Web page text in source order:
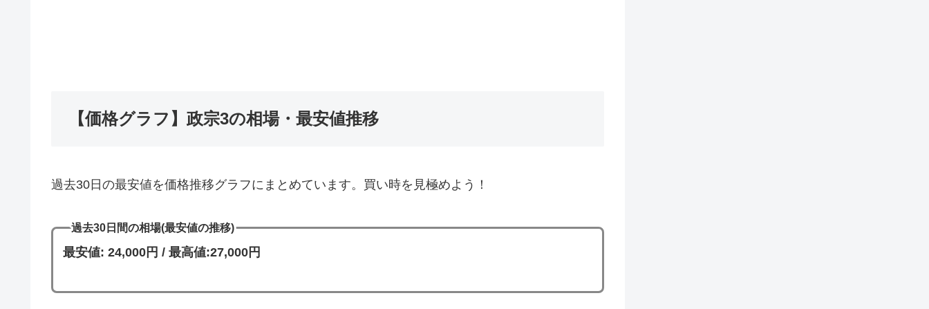
【価格グラフ】政宗3の相場・最安値推移
過去30日の最安値を価格推移グラフにまとめています。買い時を見極めよう！
過去30日間の相場(最安値の推移)
最安値: 24,000円 / 最高値:27,000円